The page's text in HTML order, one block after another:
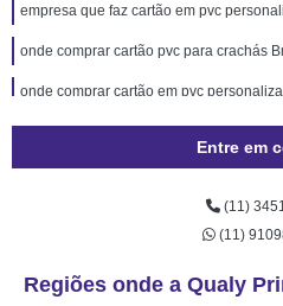
empresa que faz cartão em pvc
onde comprar cartão pvc para crachás
onde comprar cartão em pvc
empresa que faz cartão pvc
empresa que faz cartão de acesso pvc
onde comprar cartão pvc Alto da Lapa
Entre em
(11)
(11)
Regiões onde a Qualy